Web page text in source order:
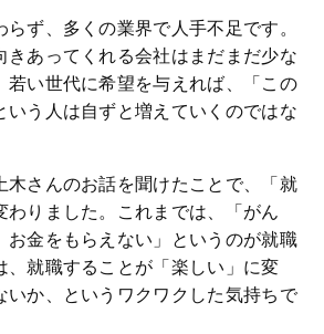
ず、多くの業界で人手不足です。
きあってくれる会社はまだまだ少な
若い世代に希望を与えれば、「この
いう人は自ずと増えていくのではな
木さんのお話を聞けたことで、「就
わりました。これまでは、「がん
お金をもらえない」というのが就職
、就職することが「楽しい」に変
いか、というワクワクした気持ちで